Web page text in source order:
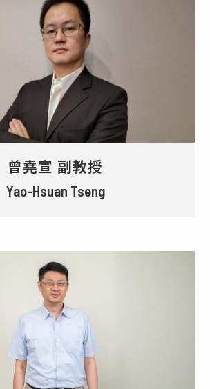
曾堯宣 副教授
Yao-Hsuan Tseng